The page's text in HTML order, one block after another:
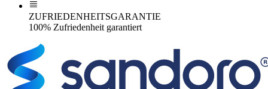
ZUFRIEDENHEITSGARANTIE
100% Zufriedenheit garantiert